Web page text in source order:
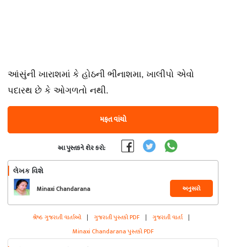
આંસુંની ખારાશમાં કે હોઠની ભીનાશમા, ખાલીપો એવો
પદારથ છે કે ઓગળતો નથી.
મફત વાંચો
આ પુસ્તકને શેર કરો:
લેખક વિશે
Minaxi Chandarana અનુસરો
શ્રેષ્ઠ ગુજરાતી વાર્તાઓ | ગુજરાતી પુસ્તકો PDF | ગુજરાતી વાર્તા |
Minaxi Chandarana પુસ્તકો PDF